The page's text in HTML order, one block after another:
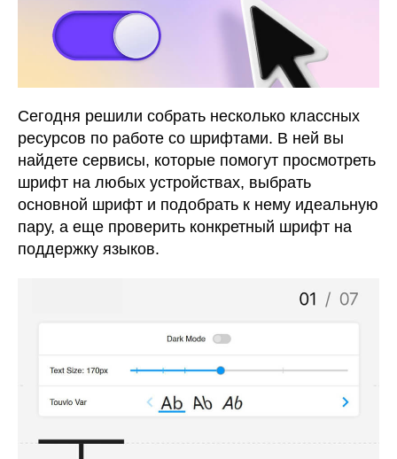
Сегодня решили собрать несколько классных
ресурсов по работе со шрифтами. В ней вы
найдете сервисы, которые помогут просмотреть
шрифт на любых устройствах, выбрать
основной шрифт и подобрать к нему идеальную
пару, а еще проверить конкретный шрифт на
поддержку языков.